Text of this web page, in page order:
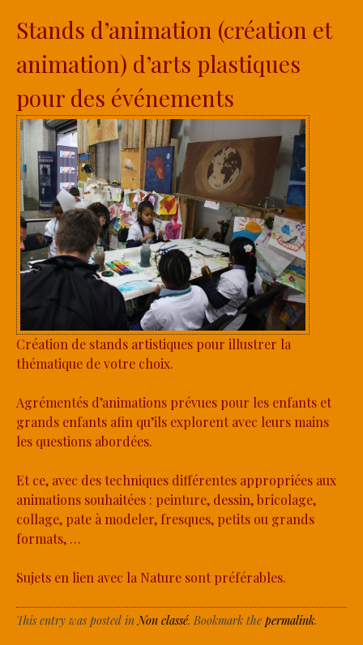
Stands d’animation (création et
animation) d’arts plastiques
pour des événements
Création de stands artistiques pour illustrer la
thématique de votre choix.
Agrémentés d’animations prévues pour les enfants et
grands enfants afin qu’ils explorent avec leurs mains
les questions abordées.
Et ce, avec des techniques différentes appropriées aux
animations souhaitées : peinture, dessin, bricolage,
collage, pate à modeler, fresques, petits ou grands
formats, …
Sujets en lien avec la Nature sont préférables.
This entry was posted inNon classé. Bookmark the permalink.